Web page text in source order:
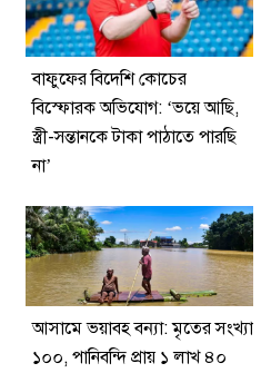
বাফুফের বিদেশি কোচের
বিস্ফোরক অভিযোগ: ‘ভয়ে আছি,
স্ত্রী-সন্তানকে টাকা পাঠাতে পারছি
না’
আসামে ভয়াবহ বন্যা: মৃতের সংখ্যা
১০০, পানিবন্দি প্রায় ১ লাখ ৪০